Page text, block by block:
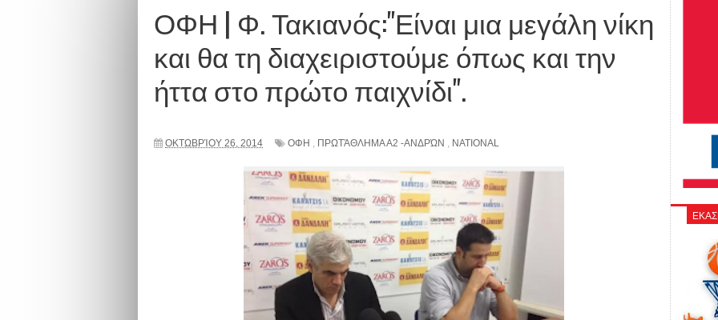
ΟΦΗ | Φ. Τακιανός:"Είναι μια μεγάλη νίκη
και θα τη διαχειριστούμε όπως και την
ήττα στο πρώτο παιχνίδι".
ΟΚΤΩΒΡΊΟΥ 26, 2014 ΟΦΗ , ΠΡΩΤΆΘΛΗΜΑ Α2 -ΑΝΔΡΏΝ , NATIONAL